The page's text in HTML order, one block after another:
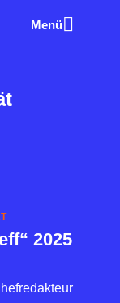
Menü
2025